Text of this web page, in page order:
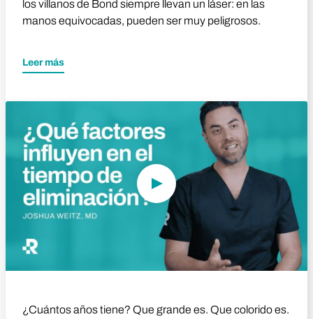
los villanos de Bond siempre llevan un láser: en las
manos equivocadas, pueden ser muy peligrosos.
Leer más
Reproducir vídeo
¿Cuántos años tiene? Que grande es. Que colorido es.